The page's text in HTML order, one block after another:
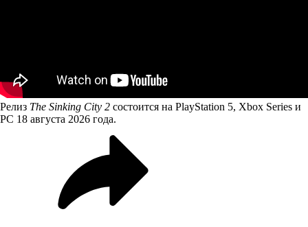
Релиз The Sinking City 2 состоится на PlayStation 5, Xbox Series и
PC 18 августа 2026 года.